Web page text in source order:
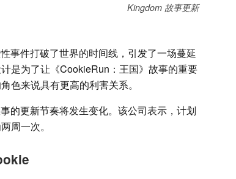
Kingdom 故事更新
事件打破了世界的时间线，引发了一场蔓延
是为了让《CookieRun：王国》故事的重要
色来说具有更高的利害关系。
的更新节奏将发生变化。该公司表示，计划
周一次。